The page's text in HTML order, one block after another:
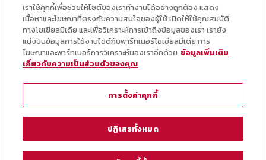
ศิษย์เก่าดีเด่น
กองทุนวิศวกรแห่งธรรม เพื่อพัฒนาการศึกษา
อาจารย์และบุคลากร
วารสารคณะวิศวกรรมศาสตร์
@ Thammasat School of Engineering (TSE)
เราใช้คุกกี้เพื่อช่วยให้ไซต์ของเราทำงานได้อย่างถูกต้อง แสดง
เนื้อหาและโฆษณาที่ตรงกับความสนใจของผู้ใช้ เปิดให้ใช้คุณสมบัติ
ทางโซเชียลมีเดีย และเพื่อวิเคราะห์การเข้าถึงข้อมูลของเรา เรายัง
แบ่งปันข้อมูลการใช้งานไซต์กับพาร์ทเนอร์โซเชียลมีเดีย การ
โฆษณาและพาร์ทเนอร์การวิเคราะห์ของเราอีกด้วย ข้อมูลเพิ่มเติม
เกี่ยวกับความเป็นส่วนตัวของคุณ
การตั้งค่าคุกกี้
ปฏิเสธทั้งหมด